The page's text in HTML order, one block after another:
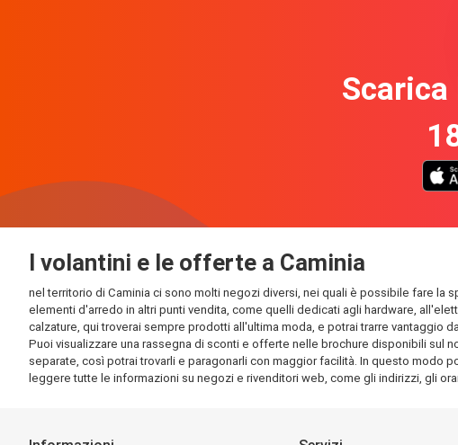
I volantini e le offerte a Caminia
nel territorio di Caminia ci sono molti negozi diversi, nei quali è possibile fare la
elementi d'arredo in altri punti vendita, come quelli dedicati agli hardware,
calzature, qui troverai sempre prodotti all'ultima moda, e potrai trarre vantaggio
Puoi visualizzare una rassegna di sconti e offerte nelle brochure disponibili sul
separate, così potrai trovarli e paragonarli con maggior facilità. In questo modo
leggere tutte le informazioni su negozi e rivenditori web, come gli indirizzi, gli